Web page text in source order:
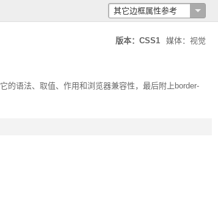
其它边框属性参考
版本：CSS1 媒体：视觉
的语法、取值、作用和浏览器兼容性，最后附上 border-